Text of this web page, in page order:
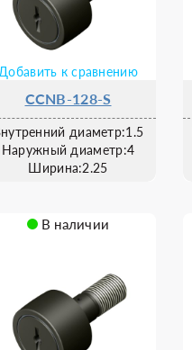
Добавить к сравнению
CCNB-128-S
диаметр:1.5
Наружный диаметр:4
Ширина:2.25
В наличии